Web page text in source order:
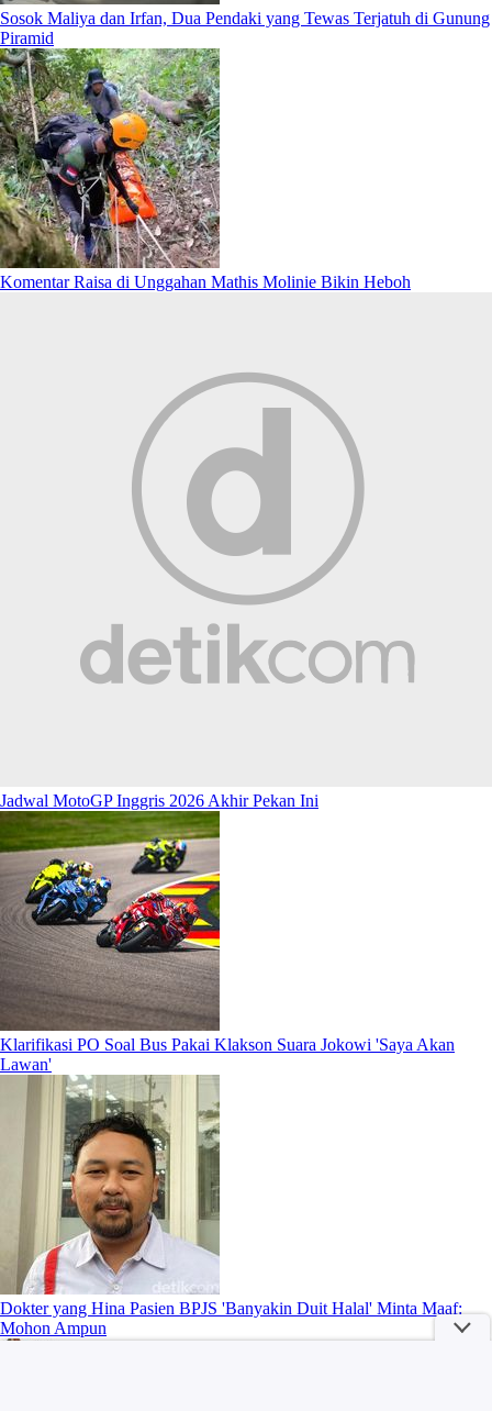
Sosok Maliya dan Irfan, Dua Pendaki yang Tewas Terjatuh di Gunung
Piramid
Komentar Raisa di Unggahan Mathis Molinie Bikin Heboh
Jadwal MotoGP Inggris 2026 Akhir Pekan Ini
Klarifikasi PO Soal Bus Pakai Klakson Suara Jokowi 'Saya Akan
Lawan'
Dokter yang Hina Pasien BPJS 'Banyakin Duit Halal' Minta Maaf:
Mohon Ampun